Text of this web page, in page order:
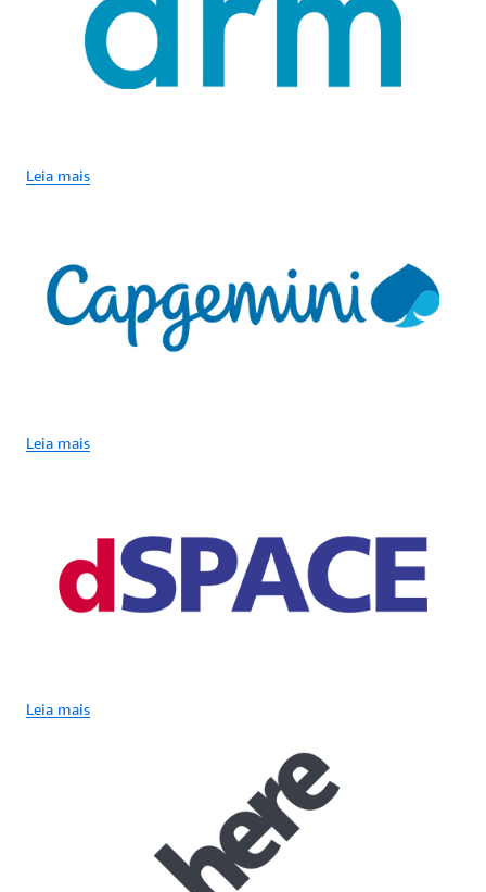
Leia mais
Leia mais
Leia mais